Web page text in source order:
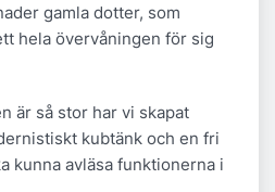
gamla dotter, som
hela övervåningen för sig
är så stor har vi skapat
kubtänk och en fri
kunna avläsa funktionerna i